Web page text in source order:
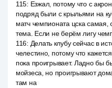
115: Езжал, потому что с
подряд были с крыльями на
матч чемпионата цска
тема. Если не берём лигу
116: Делать клубу сейчас в
челестино, потому что
пока проигрывает. Ладно бы
мойзеса, но проигрывают
там на